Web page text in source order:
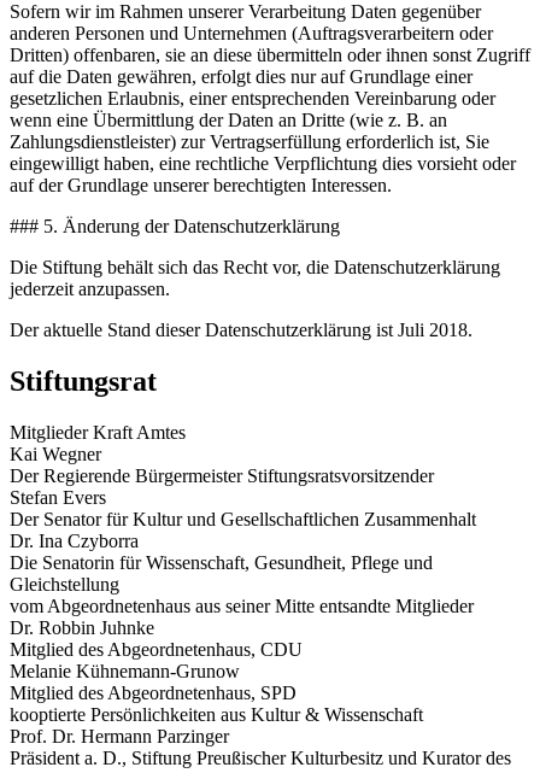
Sofern wir im Rahmen unserer Verarbeitung Daten gegenüber
anderen Personen und Unternehmen (Auftragsverarbeitern oder
Dritten) offenbaren, sie an diese übermitteln oder ihnen sonst Zugriff
auf die Daten gewähren, erfolgt dies nur auf Grundlage einer
gesetzlichen Erlaubnis, einer entsprechenden Vereinbarung oder
wenn eine Übermittlung der Daten an Dritte (wie z. B. an
Zahlungsdienstleister) zur Vertragserfüllung erforderlich ist, Sie
eingewilligt haben, eine rechtliche Verpflichtung dies vorsieht oder
auf der Grundlage unserer berechtigten Interessen.
### 5. Änderung der Datenschutzerklärung
Die Stiftung behält sich das Recht vor, die Datenschutzerklärung
jederzeit anzupassen.
Der aktuelle Stand dieser Datenschutzerklärung ist Juli 2018.
Stiftungsrat
Mitglieder Kraft Amtes
Kai Wegner
Der Regierende Bürgermeister Stiftungsratsvorsitzender
Stefan Evers
Der Senator für Kultur und Gesellschaftlichen Zusammenhalt
Dr. Ina Czyborra
Die Senatorin für Wissenschaft, Gesundheit, Pflege und
Gleichstellung
vom Abgeordnetenhaus aus seiner Mitte entsandte Mitglieder
Dr. Robbin Juhnke
Mitglied des Abgeordnetenhaus, CDU
Melanie Kühnemann-Grunow
Mitglied des Abgeordnetenhaus, SPD
kooptierte Persönlichkeiten aus Kultur & Wissenschaft
Prof. Dr. Hermann Parzinger
Präsident a. D., Stiftung Preußischer Kulturbesitz und Kurator des